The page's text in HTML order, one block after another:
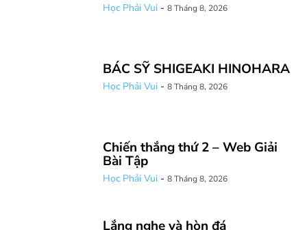
Học Phải Vui - 8 Tháng 8, 2026
BÁC SỸ SHIGEAKI HINOHARA
Học Phải Vui - 8 Tháng 8, 2026
Chiến thắng thứ 2 – Web Giải
Bài Tập
Học Phải Vui - 8 Tháng 8, 2026
Lắng nghe và hòn đá